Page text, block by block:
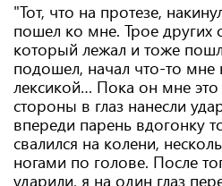
"Тот, что на протезе,
пошел ко мне. Трое других
который лежал и тоже
подошел, начал что-то мне
лексикой… Пока он мне
стороны в глаз нанесли
впереди парень вдогонку
свалился на колени,
ногами по голове. После
ударили, я на один глаз